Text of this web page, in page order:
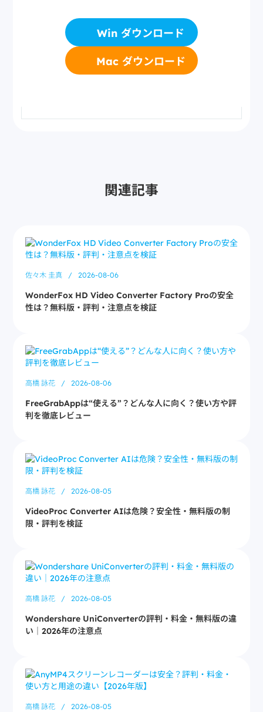
Win ダウンロード
Mac ダウンロード
関連記事
佐々木 圭真 / 2026-08-06
WonderFox HD Video Converter Factory Proの安全
性は？無料版・評判・注意点を検証
高橋 詠花 / 2026-08-06
FreeGrabAppは“使える”？どんな人に向く？使い方や評
判を徹底レビュー
高橋 詠花 / 2026-08-05
VideoProc Converter AIは危険？安全性・無料版の制
限・評判を検証
高橋 詠花 / 2026-08-05
Wondershare UniConverterの評判・料金・無料版の違
い｜2026年の注意点
高橋 詠花 / 2026-08-05